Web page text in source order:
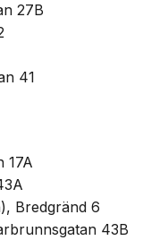
27B
41
17A
Bredgränd 6
43B